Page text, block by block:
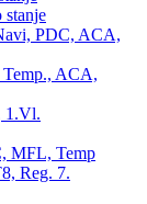
PDC, ACA,
ACA,
1.Vl.
MFL, Temp
Reg. 7.